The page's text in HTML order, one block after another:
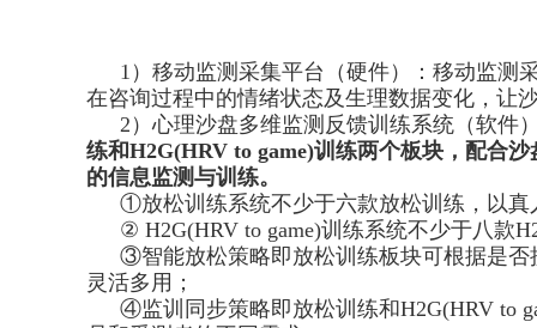
1）移动监测采集平台（硬件）：移动监测
在咨询过程中的情绪状态及生理数据变化，让
2）心理沙盘多维监测反馈训练系统（软件
练和H2G(HRV to game)训练两个板块，配合
的信息监测与训练。
①放松训练系统不少于六款放松训练，以真
② H2G(HRV to game)训练系统不少于八款
③智能放松策略即放松训练板块可根据是否
灵活多用；
④监训同步策略即放松训练和H2G(HRV to